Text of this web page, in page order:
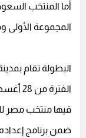
أما المنتخب
المجموعة الأولى
البطولة تقام
فيها منتخب مصر